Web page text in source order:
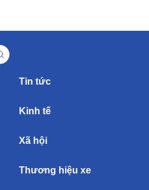
Tin tức
Kinh tế
Xã hội
Thương hiệu xe